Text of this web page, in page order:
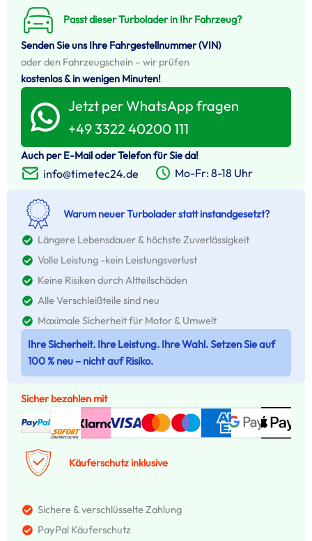
Passt dieser Turbolader in Ihr Fahrzeug?
Senden Sie uns Ihre Fahrgestellnummer (VIN)
oder den Fahrzeugschein – wir prüfen
kostenlos & in wenigen Minuten!
Jetzt per WhatsApp fragen
+49 3322 40200 111
Auch per E-Mail oder Telefon für Sie da!
info@timetec24.de Mo-Fr: 8-18 Uhr
Warum neuer Turbolader statt instandgesetzt?
Längere Lebensdauer & höchste Zuverlässigkeit
Volle Leistung -kein Leistungsverlust
Keine Risiken durch Altteilschäden
Alle Verschleißteile sind neu
Maximale Sicherheit für Motor & Umwelt
Ihre Sicherheit. Ihre Leistung. Ihre Wahl. Setzen Sie auf
100 % neu – nicht auf Risiko.
Sicher bezahlen mit
Käuferschutz inklusive
Sichere & verschlüsselte Zahlung
PayPal Käuferschutz